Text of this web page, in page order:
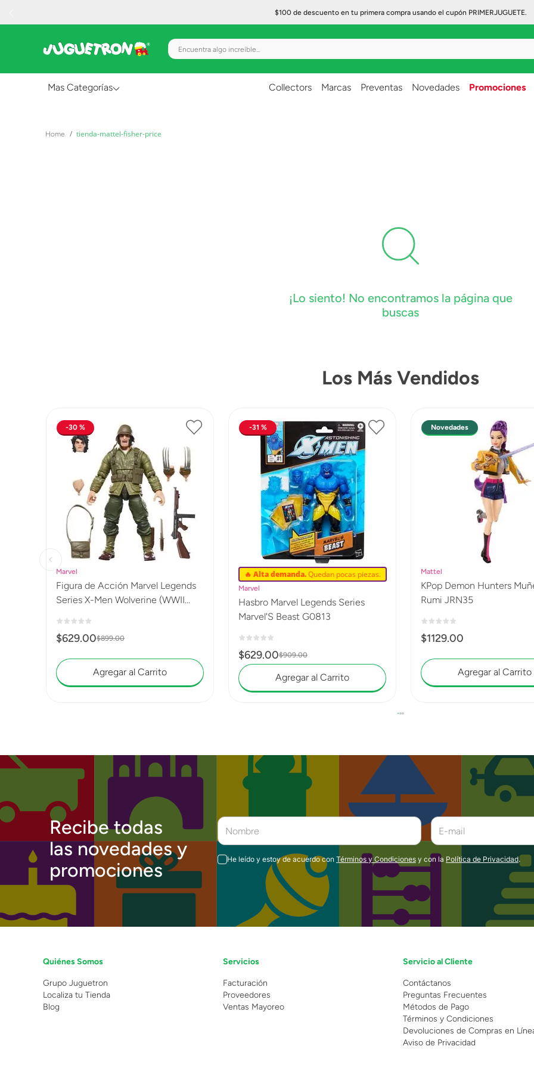
$100 de descuento en tu primera compra usando el cupón PRIMERJUGUETE.
Encuentra algo increíble...
Mas Categorías
Juguetes para Bebés
Collectors Marcas Preventas Novedades Promociones
tienda-mattel-fisher-price
¡Lo siento! No encontramos la página que
buscas
Los Más Vendidos
30 %
Marvel
Figura de Acción Marvel Legends
Series X-Men Wolverine (WWII
$629.00$899.00
Agregar al Carrito
31 %
🔥 Alta demanda.Quedan pocas piezas.
Marvel
Hasbro Marvel Legends Series
Marvel'S Beast G0813
$629.00$909.00
Agregar al Carrito
Novedades
Mattel
KPop Demon Hunters Muñeca
Rumi JRN35
$1129.00
Agregar al Carrito
Recibe todas
las novedades y
promociones
He leído y estoy de acuerdo con Términos y Condiciones y con la Política de Privacidad.
Quiénes Somos
Grupo Juguetron
Localiza tu Tienda
Blog
Servicios
Facturación
Proveedores
Ventas Mayoreo
Servicio al Cliente
Contáctanos
Preguntas Frecuentes
Métodos de Pago
Términos y Condiciones
Devoluciones de Compras en
Aviso de Privacidad